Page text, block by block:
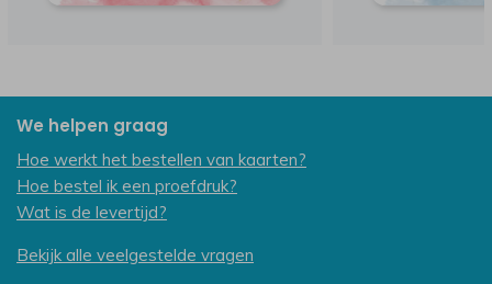
We helpen graag
Hoe werkt het bestellen van kaarten?
Hoe bestel ik een proefdruk?
Wat is de levertijd?
Bekijk alle veelgestelde vragen